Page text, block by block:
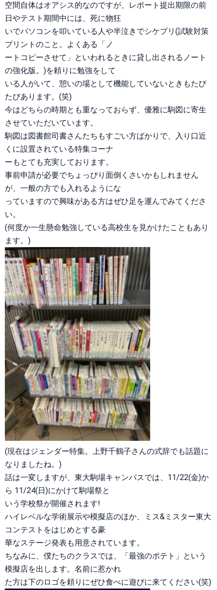
空間自体はオアシス的なのですが、レポート提出期限の前
日やテスト期間中には、死に物狂
いでパソコンを叩いている人や半泣きでシケプリ(試験対策
プリントのこと。よくある「ノ
ートコピーさせて」といわれるときに貸し出されるノート
の強化版。)を頼りに勉強をして
いる人がいて、憩いの場として機能していないときもたび
たびあります。(笑)
今はどちらの時期とも重なっておらず、優雅に駒図に寄生
させていただいています。
駒図は図書館司書さんたちもすごい方ばかりで、入り口近
くに設置されている特集コーナ
ーもとても充実しております。
事前申請が必要でちょっぴり面倒くさいかもしれません
が、一般の方でも入れるようにな
っていますので興味がある方はぜひ足を運んでみてくださ
い。
(何度か一生懸命勉強している高校生を見かけたこともあり
ます。)
(現在はジェンダー特集。上野千鶴子さんの式辞でも話題に
なりましたね。)
話は一変しますが、東大駒場キャンパスでは、11/22(金)か
ら 11/24(日)にかけて駒場祭と
いう学校祭が開催されます!
ハイレベルな学術展示や模擬店のほか、ミス&ミスター東大
コンテストをはじめとする豪
華なステージ発表も用意されています。
ちなみに、僕たちのクラスでは、「最強のポテト」という
模擬店を出します。名前に惹かれ
た方は下のロゴを頼りにぜひ食べに遊びに来てください(笑)